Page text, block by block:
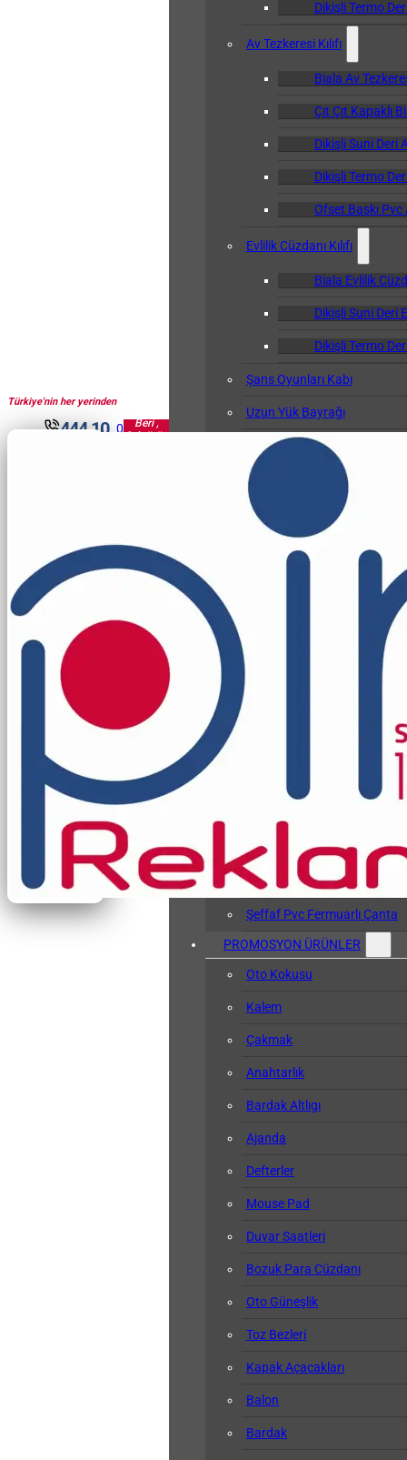
Türkiye'nin her yerinden
444 10 0
Beri ,
Sektörün
Dikişli Termo
Av Tezkeresi Kılıfı
Biala Av
Çıt Çıt Kapaklı
Dikişli Suni Deri
Dikişli Termo
Ofset Baskı Pvc
Evlilik Cüzdanı Kılıfı
Biala Evlilik
Dikişli Suni Deri
Dikişli Termo
Şans Oyunları Kabı
Uzun Yük Bayrağı
Klasör
Okul Albümü
Öğretmen Not Defteri Kabı
Biala
Gemi Bağlama Kütüğü Kabı
Hasta Bileklikleri
Pvc Sözlük Kabı
Şeffaf Pvc Kart Kılıfı
Şeffaf Pvc Fermuarlı Çanta
PROMOSYON ÜRÜNLER
Oto Kokusu
Kalem
Çakmak
Anahtarlık
Bardak Altlıgı
Ajanda
Defterler
Mouse Pad
Duvar Saatleri
Bozuk Para Cüzdanı
Oto Güneşlik
Toz Bezleri
Kapak Açacakları
Balon
Bardak